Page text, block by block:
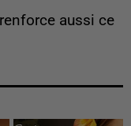
aussi ce